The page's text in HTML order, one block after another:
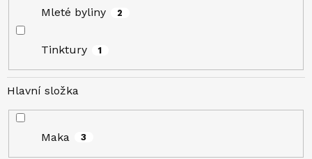
Mleté byliny 2
Tinktury 1
Hlavní složka
Maka 3